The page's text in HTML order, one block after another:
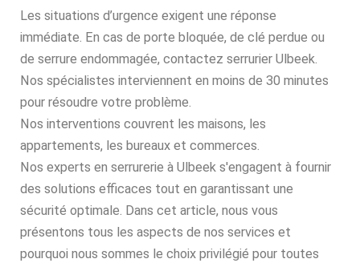
Les situations d’urgence exigent une réponse
immédiate. En cas de porte bloquée, de clé perdue ou
de serrure endommagée, contactez serrurier Ulbeek.
Nos spécialistes interviennent en moins de 30 minutes
pour résoudre votre problème.
Nos interventions couvrent les maisons, les
appartements, les bureaux et commerces.
Nos experts en serrurerie à Ulbeek s'engagent à fournir
des solutions efficaces tout en garantissant une
sécurité optimale. Dans cet article, nous vous
présentons tous les aspects de nos services et
pourquoi nous sommes le choix privilégié pour toutes